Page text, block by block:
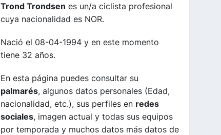
Trond Trondsen es un/a ciclista profesional
cuya nacionalidad es NOR.
Nació el 08-04-1994 y en este momento
tiene 32 años.
En esta página puedes consultar su
palmarés, algunos datos personales (Edad,
nacionalidad, etc.), sus perfiles en redes
sociales, imagen actual y todas sus equipos
por temporada y muchos datos más datos de